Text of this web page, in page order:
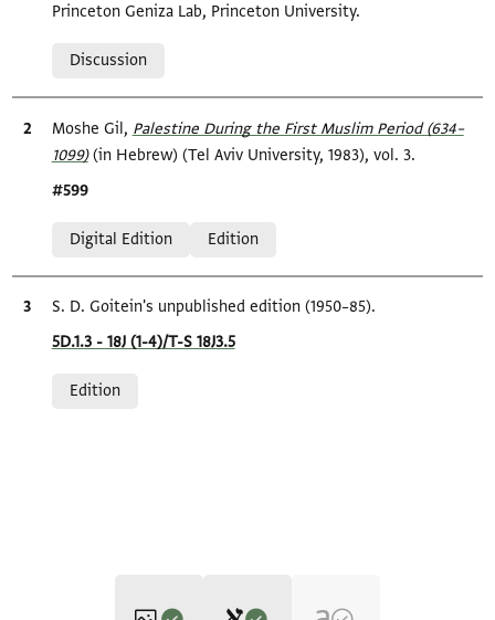
Princeton Geniza Lab, Princeton University.
Discussion
Bibliographic citation
Moshe Gil, Palestine During the First Muslim Period (634–
1099)‎(in Hebrew) (Tel Aviv University, 1983), vol. 3.
Location in source
#599
Digital Edition
Edition
Bibliographic citation
S. D. Goitein's unpublished edition (1950–85).
Location in source
5D.1.3 - 18J (1-4)/T-S 18J3.5
Edition